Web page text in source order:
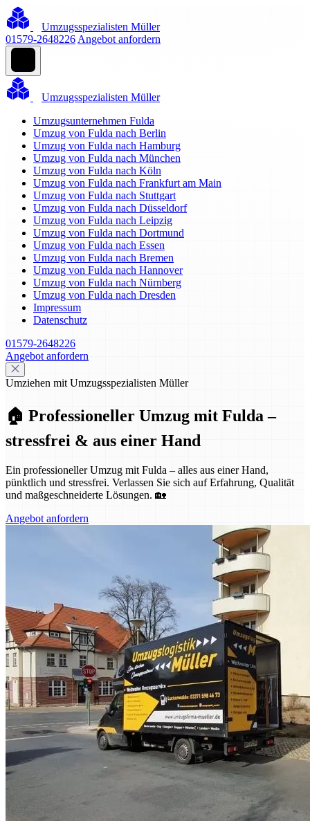
Umzugsspezialisten Müller
01579-2648226 Angebot anfordern
Umzugsspezialisten Müller
Umzugsunternehmen Fulda
Umzug von Fulda nach Berlin
Umzug von Fulda nach Hamburg
Umzug von Fulda nach München
Umzug von Fulda nach Köln
Umzug von Fulda nach Frankfurt am Main
Umzug von Fulda nach Stuttgart
Umzug von Fulda nach Düsseldorf
Umzug von Fulda nach Leipzig
Umzug von Fulda nach Dortmund
Umzug von Fulda nach Essen
Umzug von Fulda nach Bremen
Umzug von Fulda nach Hannover
Umzug von Fulda nach Nürnberg
Umzug von Fulda nach Dresden
Impressum
Datenschutz
01579-2648226
Angebot anfordern
Umziehen mit Umzugsspezialisten Müller
🏠 Professioneller Umzug mit Fulda –
stressfrei & aus einer Hand
Ein professioneller Umzug mit Fulda – alles aus einer Hand,
pünktlich und stressfrei. Verlassen Sie sich auf Erfahrung, Qualität
und maßgeschneiderte Lösungen. 🏡
Angebot anfordern